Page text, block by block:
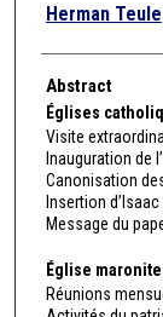
Herman Teule
Abstract
Églises
Visite
Inauguration de
Canonisation
Insertion
Message du
Église maronite
Réunions